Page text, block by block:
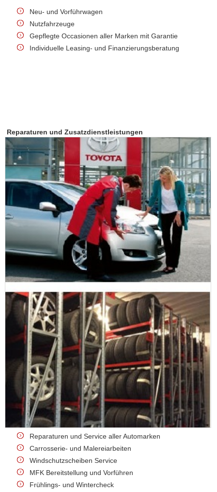
Neu- und Vorführwagen
Nutzfahrzeuge
Gepflegte Occasionen aller Marken mit Garantie
Individuelle Leasing- und Finanzierungsberatung
Reparaturen und Zusatzdienstleistungen
Reparaturen und Service aller Automarken
Carrosserie- und Malereiarbeiten
Windschutzscheiben Service
MFK Bereitstellung und Vorführen
Frühlings- und Wintercheck